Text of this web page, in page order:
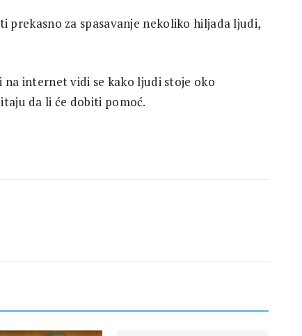
prekasno za spasavanje nekoliko hiljada ljudi,
internet vidi se kako ljudi stoje oko
da li će dobiti pomoć.